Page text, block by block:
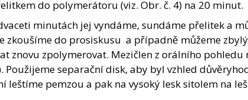
do polymerátoru (viz. Obr. č. 4) na 20 minut.
minutách jej vyndáme, sundáme přelitek a
zkoušíme do prosiskusu a případně můžeme
znovu zpolymerovat. Mezičlen z orálního
Použijeme separační disk, aby byl vzhled
leštíme pemzou a pak na vysoký lesk sitolem na